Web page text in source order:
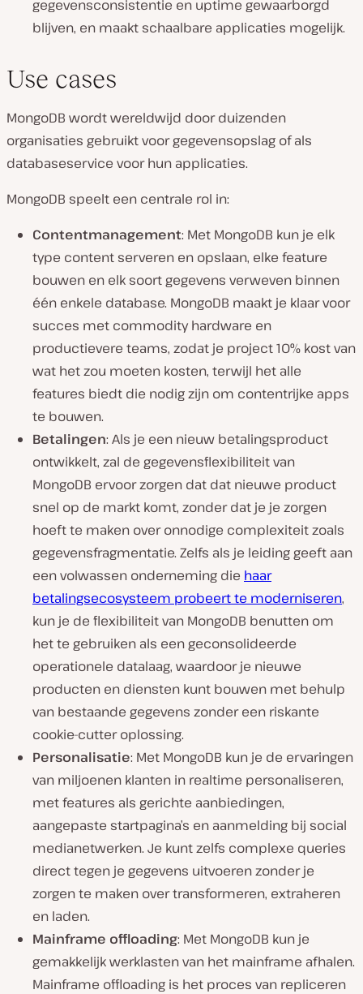
gegevensconsistentie en uptime gewaarborgd
blijven, en maakt schaalbare applicaties mogelijk.
Use cases
MongoDB wordt wereldwijd door duizenden
organisaties gebruikt voor gegevensopslag of als
databaseservice voor hun applicaties.
MongoDB speelt een centrale rol in:
Contentmanagement: Met MongoDB kun je elk
type content serveren en opslaan, elke feature
bouwen en elk soort gegevens verweven binnen
één enkele database. MongoDB maakt je klaar voor
succes met commodity hardware en
productievere teams, zodat je project 10% kost van
wat het zou moeten kosten, terwijl het alle
features biedt die nodig zijn om contentrijke apps
te bouwen.
Betalingen: Als je een nieuw betalingsproduct
ontwikkelt, zal de gegevensflexibiliteit van
MongoDB ervoor zorgen dat dat nieuwe product
snel op de markt komt, zonder dat je je zorgen
hoeft te maken over onnodige complexiteit zoals
gegevensfragmentatie. Zelfs als je leiding geeft aan
een volwassen onderneming die haar
betalingsecosysteem probeert te moderniseren,
kun je de flexibiliteit van MongoDB benutten om
het te gebruiken als een geconsolideerde
operationele datalaag, waardoor je nieuwe
producten en diensten kunt bouwen met behulp
van bestaande gegevens zonder een riskante
cookie-cutter oplossing.
Personalisatie: Met MongoDB kun je de ervaringen
van miljoenen klanten in realtime personaliseren,
met features als gerichte aanbiedingen,
aangepaste startpagina’s en aanmelding bij social
medianetwerken. Je kunt zelfs complexe queries
direct tegen je gegevens uitvoeren zonder je
zorgen te maken over transformeren, extraheren
en laden.
Mainframe offloading: Met MongoDB kun je
gemakkelijk werklasten van het mainframe afhalen.
Mainframe offloading is het proces van repliceren